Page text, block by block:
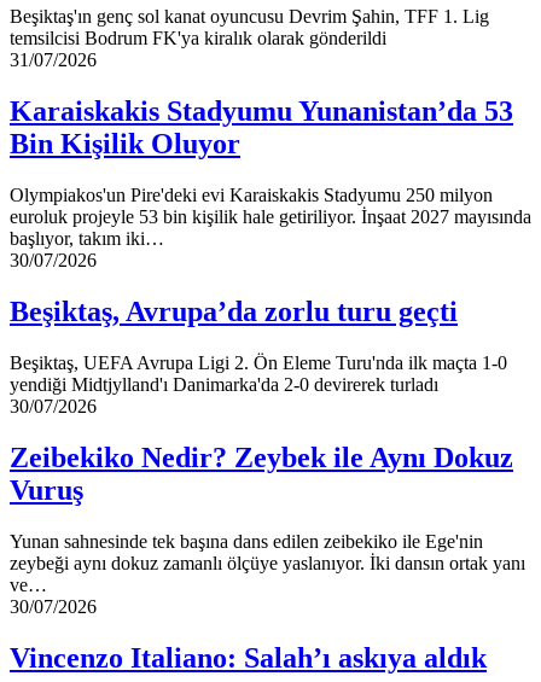
Beşiktaş'ın genç sol kanat oyuncusu Devrim Şahin, TFF 1. Lig
temsilcisi Bodrum FK'ya kiralık olarak gönderildi
Karaiskakis
Yunanistan’da
53
Bin
Oluyor
31/07/2026
Karaiskakis Stadyumu Yunanistan’da 53
Bin Kişilik Oluyor
Olympiakos'un Pire'deki evi Karaiskakis Stadyumu 250 milyon
euroluk projeyle 53 bin kişilik hale getiriliyor. İnşaat 2027 mayısında
başlıyor, takım iki…
Beşiktaş,
zorlu
turu
30/07/2026
Beşiktaş, Avrupa’da zorlu turu geçti
Beşiktaş, UEFA Avrupa Ligi 2. Ön Eleme Turu'nda ilk maçta 1-0
yendiği Midtjylland'ı Danimarka'da 2-0 devirerek turladı
Zeibekiko
Zeybek
ile
Aynı
Vuruş
30/07/2026
Zeibekiko Nedir? Zeybek ile Aynı Dokuz
Vuruş
Yunan sahnesinde tek başına dans edilen zeibekiko ile Ege'nin
zeybeği aynı dokuz zamanlı ölçüye yaslanıyor. İki dansın ortak yanı
ve…
Vincenzo
Salah’ı
askıya
30/07/2026
Vincenzo Italiano: Salah’ı askıya aldık